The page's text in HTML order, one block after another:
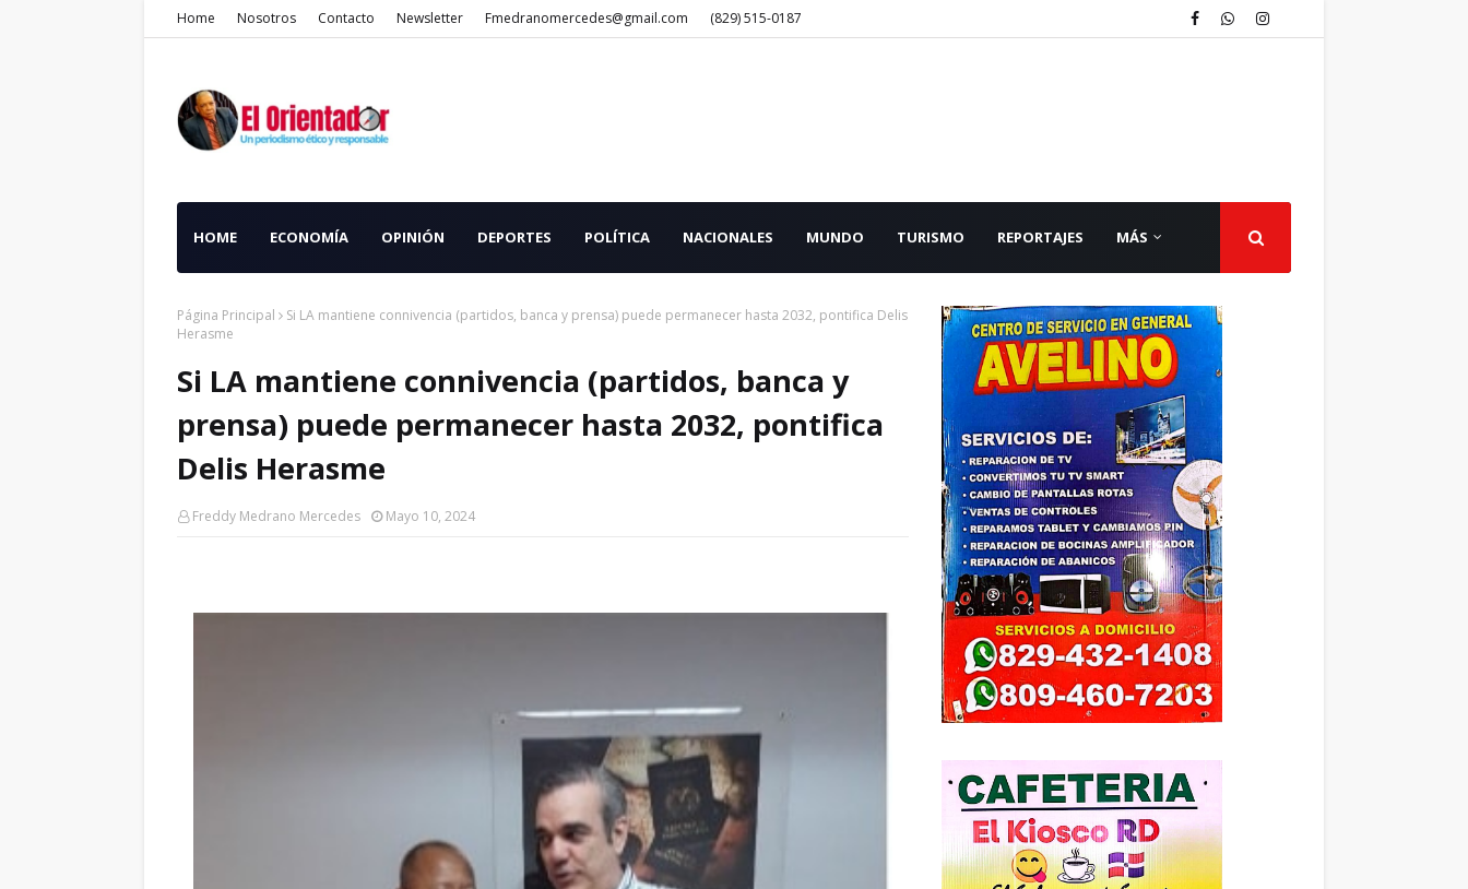
Home Nosotros Contacto Newsletter Fmedranomercedes@gmail.com (829) 515-0187
HOME ECONOMÍA OPINIÓN DEPORTES POLÍTICA NACIONALES MUNDO TURISMO REPORTAJES MÁS
Página Principal
Si LA mantiene connivencia (partidos, banca y prensa) puede permanecer hasta 2032, pontifica Delis
Herasme
Si LA mantiene connivencia (partidos, banca y
prensa) puede permanecer hasta 2032, pontifica
Delis Herasme
Freddy Medrano Mercedes Mayo 10, 2024